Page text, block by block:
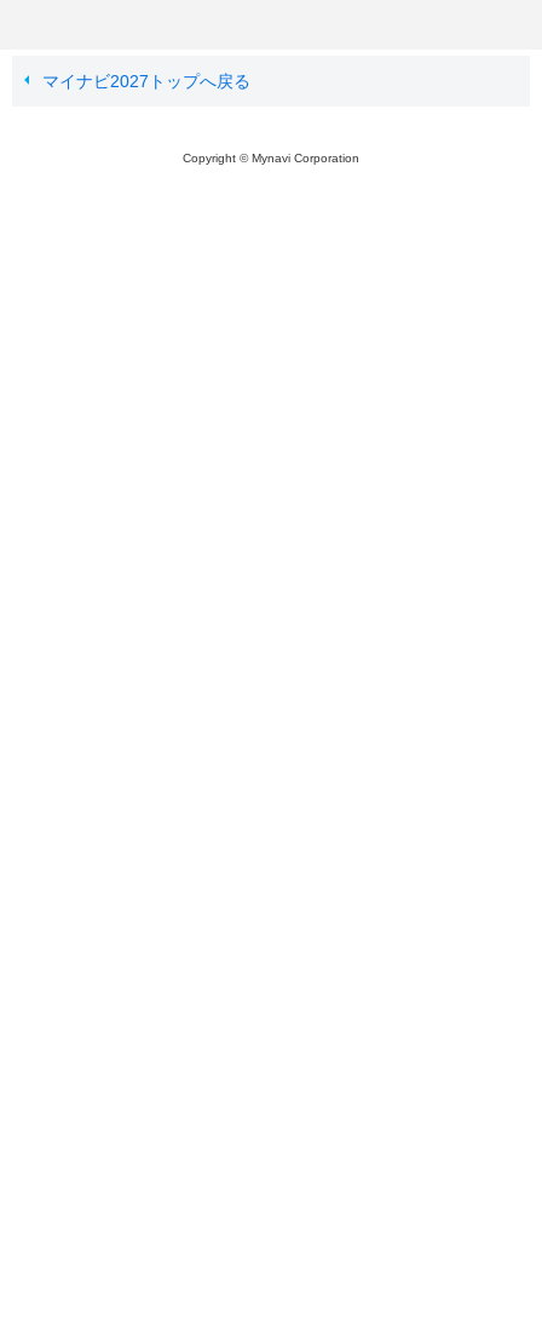
マイナビ2027トップへ戻る
Copyright © Mynavi Corporation